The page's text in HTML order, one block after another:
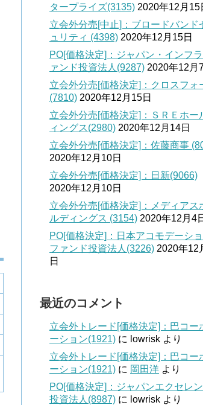
タープライズ(3135) 2020年12月15
立会外分売[中止]：ブロードバンド
ュリティ (4398) 2020年12月15日
PO[価格決定]：ジャパン・インフ
ァンド投資法人(9287) 2020年12月
立会外分売[価格決定]：クロスフォ
(7810) 2020年12月15日
立会外分売[価格決定]：ＳＲＥホー
ィングス(2980) 2020年12月14日
立会外分売[価格決定]：佐藤商事
2020年12月10日
立会外分売[価格決定]：日新(9066)
2020年12月10日
立会外分売[価格決定]：メディアス
ルディングス (3154) 2020年12月4
PO[価格決定]：日本アコモデーシ
ファンド投資法人(3226) 2020年12
日
最近のコメント
立会外トレード[価格決定]：巴コー
ーション(1921) に lowrisk より
立会外トレード[価格決定]：巴コー
ーション(1921) に 岡田洋 より
PO[価格決定]：ジャパンエクセレン
投資法人(8987) に lowrisk より